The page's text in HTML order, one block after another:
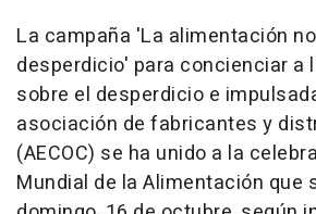
La campaña 'La alimentación
desperdicio' para concienciar a
sobre el desperdicio e
asociación de fabricantes y
(AECOC) se ha unido a la
Mundial de la Alimentación que